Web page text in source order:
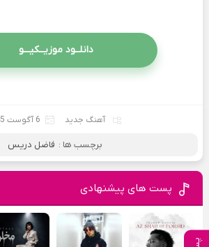
دانلــود موزیــکیـــو
آهنگ جدید 6 آگوست 2025
برچسب ها : فاضل دریس
پست های پیشنهادی